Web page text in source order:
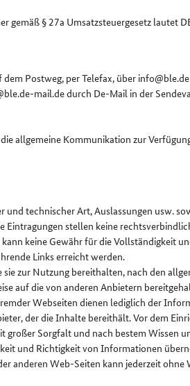
gemäß § 27a Umsatzsteuergesetz lautet
Postweg, per Telefax, über
mail.de durch De-Mail in der
allgemeine Kommunikation zur
technischer Art, Auslassungen usw.
Eintragungen stellen keine
keine Gewähr für die Vollständigkeit
Links erreicht werden.
zur Nutzung bereithalten, nach den
auf die von anderen Anbietern
Webseiten dienen lediglich der
der die Inhalte bereithält. Vor dem
großer Sorgfalt und nach bestem Wissen
und Richtigkeit von Informationen
anderen Web-Seiten kann jederzeit ohne